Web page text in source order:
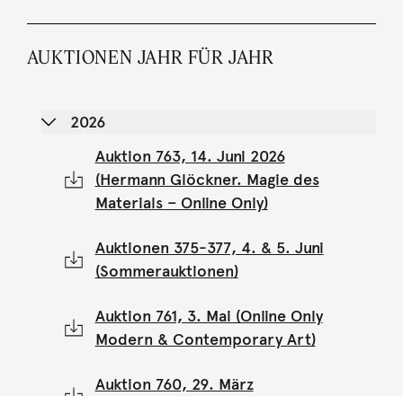
AUKTIONEN JAHR FÜR JAHR
2026
Auktion 763, 14. Juni 2026
(Hermann Glöckner. Magie des
Materials – Online Only)
Auktionen 375-377, 4. & 5. Juni
(Sommerauktionen)
Auktion 761, 3. Mai (Online Only
Modern & Contemporary Art)
Auktion 760, 29. März